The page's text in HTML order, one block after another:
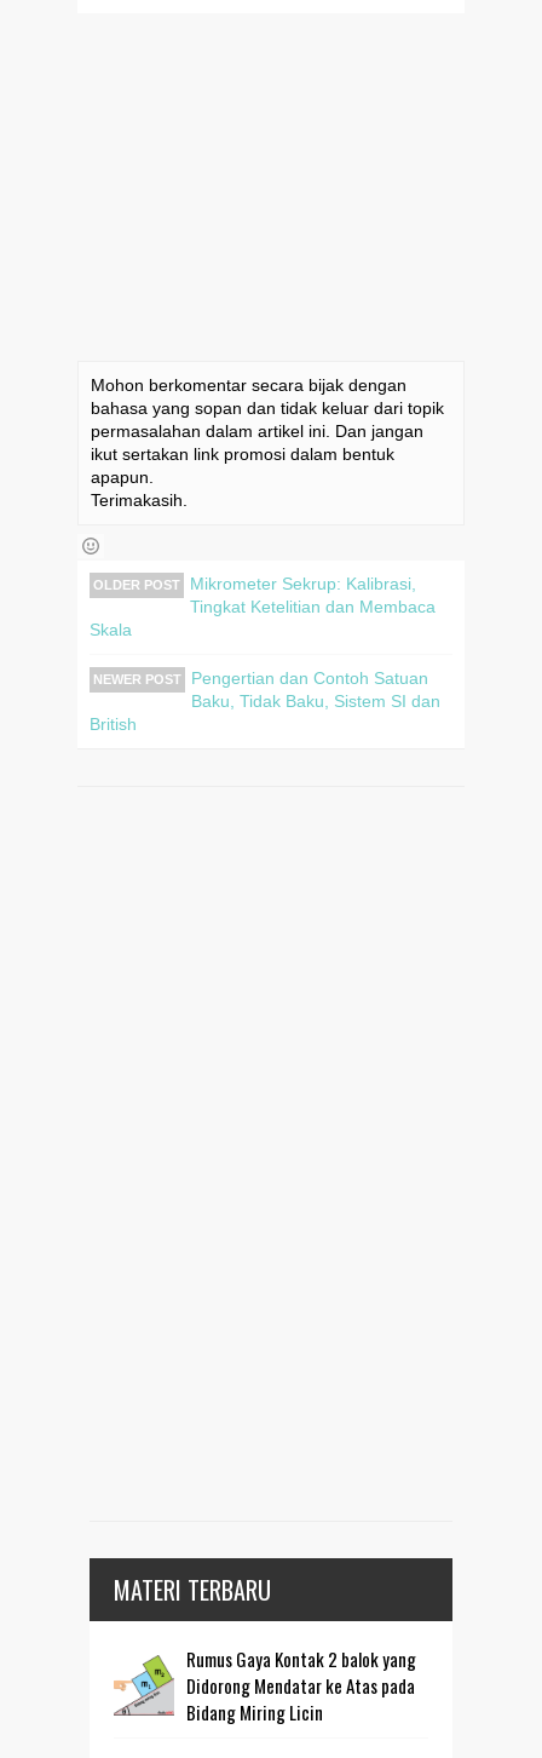
Mohon berkomentar secara bijak dengan
bahasa yang sopan dan tidak keluar dari topik
permasalahan dalam artikel ini. Dan jangan
ikut sertakan link promosi dalam bentuk
apapun.
Terimakasih.
OLDER POST
Mikrometer Sekrup: Kalibrasi,
Tingkat Ketelitian dan Membaca
Skala
NEWER POST
Pengertian dan Contoh Satuan
Baku, Tidak Baku, Sistem SI dan
British
MATERI TERBARU
Rumus Gaya Kontak 2 balok yang
Didorong Mendatar ke Atas pada
Bidang Miring Licin